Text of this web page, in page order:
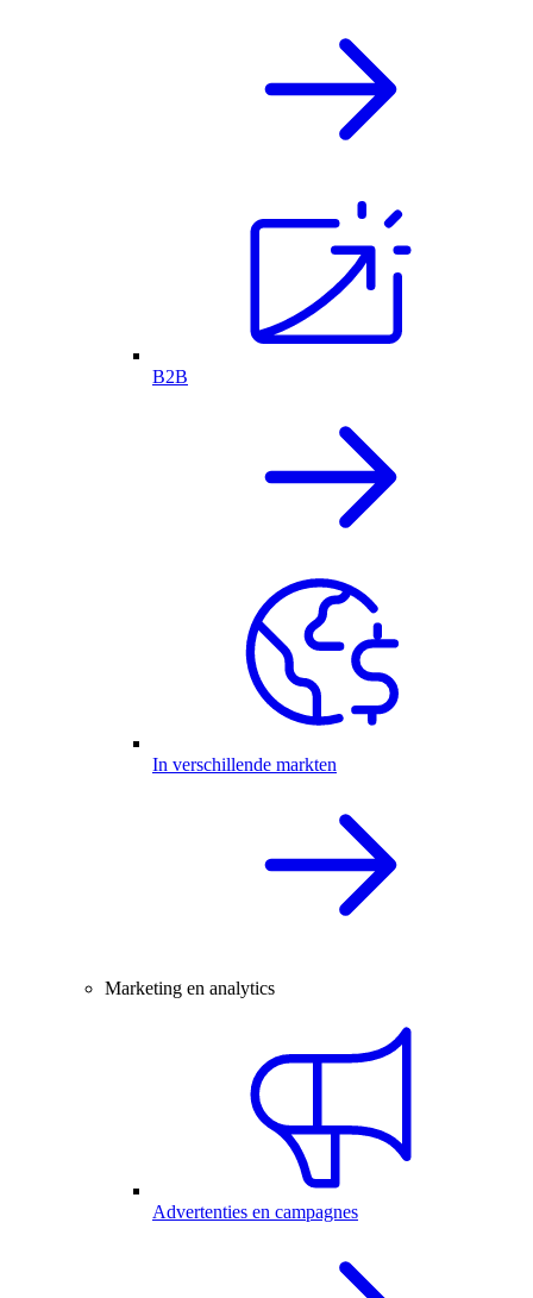
B2B
In verschillende markten
Marketing en analytics
Advertenties en campagnes